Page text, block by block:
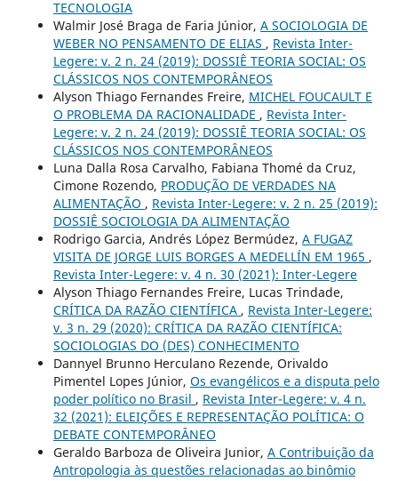
TECNOLOGIA
Walmir José Braga de Faria Júnior, A SOCIOLOGIA DE
WEBER NO PENSAMENTO DE ELIAS , Revista Inter-
Legere: v. 2 n. 24 (2019): DOSSIÊ TEORIA SOCIAL: OS
CLÁSSICOS NOS CONTEMPORÂNEOS
Alyson Thiago Fernandes Freire, MICHEL FOUCAULT E
O PROBLEMA DA RACIONALIDADE , Revista Inter-
Legere: v. 2 n. 24 (2019): DOSSIÊ TEORIA SOCIAL: OS
CLÁSSICOS NOS CONTEMPORÂNEOS
Luna Dalla Rosa Carvalho, Fabiana Thomé da Cruz,
Cimone Rozendo, PRODUÇÃO DE VERDADES NA
ALIMENTAÇÃO , Revista Inter-Legere: v. 2 n. 25 (2019):
DOSSIÊ SOCIOLOGIA DA ALIMENTAÇÃO
Rodrigo Garcia, Andrés López Bermúdez, A FUGAZ
VISITA DE JORGE LUIS BORGES A MEDELLÍN EM 1965 ,
Revista Inter-Legere: v. 4 n. 30 (2021): Inter-Legere
Alyson Thiago Fernandes Freire, Lucas Trindade,
CRÍTICA DA RAZÃO CIENTÍFICA , Revista Inter-Legere:
v. 3 n. 29 (2020): CRÍTICA DA RAZÃO CIENTÍFICA:
SOCIOLOGIAS DO (DES) CONHECIMENTO
Dannyel Brunno Herculano Rezende, Orivaldo
Pimentel Lopes Júnior, Os evangélicos e a disputa pelo
poder político no Brasil , Revista Inter-Legere: v. 4 n.
32 (2021): ELEIÇÕES E REPRESENTAÇÃO POLÍTICA: O
DEBATE CONTEMPORÂNEO
Geraldo Barboza de Oliveira Junior, A Contribuição da
Antropologia às questões relacionadas ao binômio